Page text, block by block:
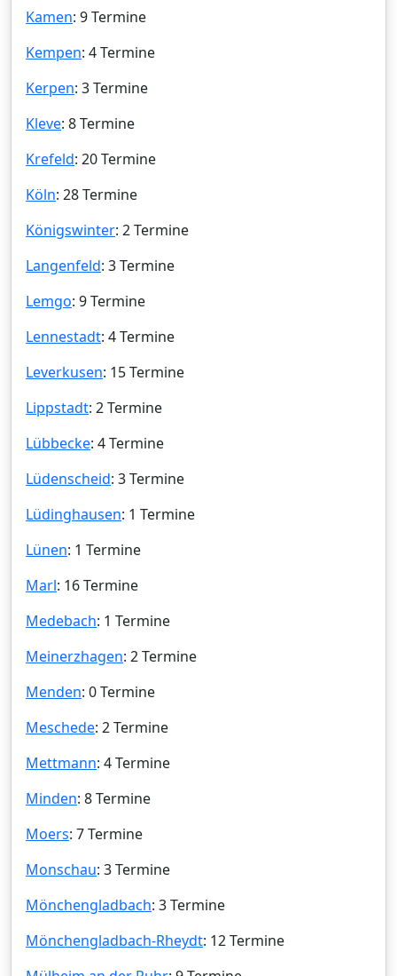
Kamen: 9 Termine
Kempen: 4 Termine
Kerpen: 3 Termine
Kleve: 8 Termine
Krefeld: 20 Termine
Köln: 28 Termine
Königswinter: 2 Termine
Langenfeld: 3 Termine
Lemgo: 9 Termine
Lennestadt: 4 Termine
Leverkusen: 15 Termine
Lippstadt: 2 Termine
Lübbecke: 4 Termine
Lüdenscheid: 3 Termine
Lüdinghausen: 1 Termine
Lünen: 1 Termine
Marl: 16 Termine
Medebach: 1 Termine
Meinerzhagen: 2 Termine
Menden: 0 Termine
Meschede: 2 Termine
Mettmann: 4 Termine
Minden: 8 Termine
Moers: 7 Termine
Monschau: 3 Termine
Mönchengladbach: 3 Termine
Mönchengladbach-Rheydt: 12 Termine